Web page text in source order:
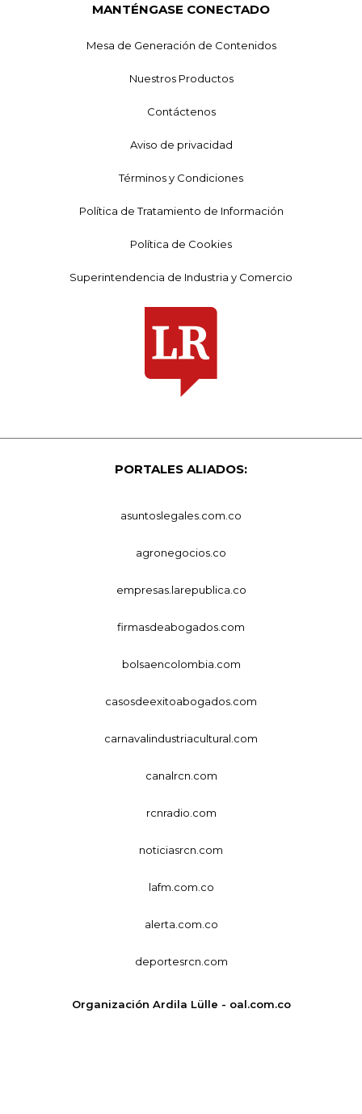
MANTÉNGASE CONECTADO
Mesa de Generación de Contenidos
Nuestros Productos
Contáctenos
Aviso de privacidad
Términos y Condiciones
Política de Tratamiento de Información
Política de Cookies
Superintendencia de Industria y Comercio
PORTALES ALIADOS:
asuntoslegales.com.co
agronegocios.co
empresas.larepublica.co
firmasdeabogados.com
bolsaencolombia.com
casosdeexitoabogados.com
carnavalindustriacultural.com
canalrcn.com
rcnradio.com
noticiasrcn.com
lafm.com.co
alerta.com.co
deportesrcn.com
Organización Ardila Lülle - oal.com.co